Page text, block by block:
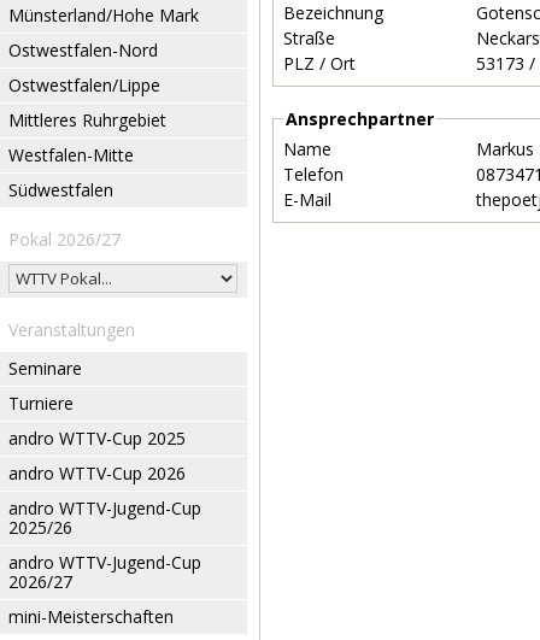
Münsterland/Hohe Mark
Ostwestfalen-Nord
Ostwestfalen/Lippe
Mittleres Ruhrgebiet
Westfalen-Mitte
Südwestfalen
Pokal 2026/27
Veranstaltungen
Seminare
Turniere
andro WTTV-Cup 2025
andro WTTV-Cup 2026
andro WTTV-Jugend-Cup
2025/26
andro WTTV-Jugend-Cup
2026/27
mini-Meisterschaften
Bezeichnung
Straße
PLZ / Ort
Ansprechpartner
Name
Telefon
E-Mail